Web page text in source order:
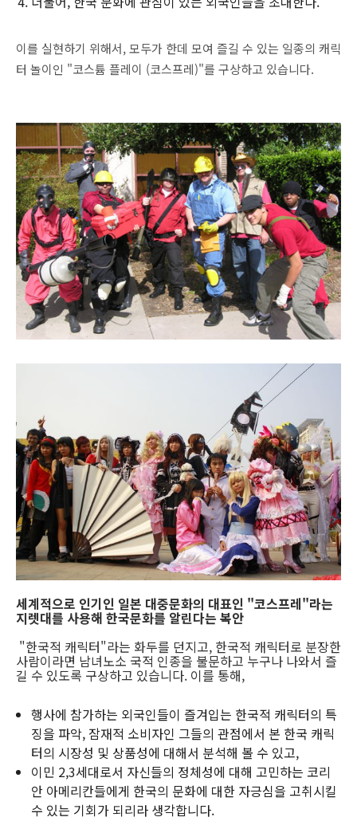
이를 실현하기 위해서, 모두가 한데 모여 즐길 수 있는 일종의 캐릭
터 놀이인 "코스튬 플레이 (코스프레)"를 구상하고 있습니다.
세계적으로 인기인 일본 대중문화의 대표인 "코스프레"라는
지렛대를 사용해 한국문화를 알린다는 복안
"한국적 캐릭터"라는 화두를 던지고, 한국적 캐릭터로 분장한
사람이라면 남녀노소 국적 인종을 불문하고 누구나 나와서 즐
길 수 있도록 구상하고 있습니다. 이를 통해,
행사에 참가하는 외국인들이 즐겨입는 한국적 캐릭터의 특
징을 파악, 잠재적 소비자인 그들의 관점에서 본 한국 캐릭
터의 시장성 및 상품성에 대해서 분석해 볼 수 있고,
이민 2,3세대로서 자신들의 정체성에 대해 고민하는 코리
안 아메리칸들에게 한국의 문화에 대한 자긍심을 고취시킬
수 있는 기회가 되리라 생각합니다.